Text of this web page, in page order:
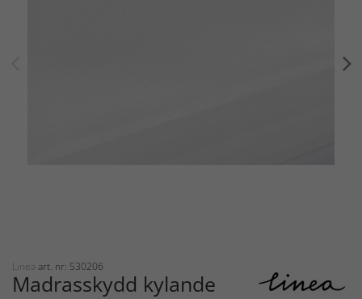
Linea art. nr: 530206
Madrasskydd kylande